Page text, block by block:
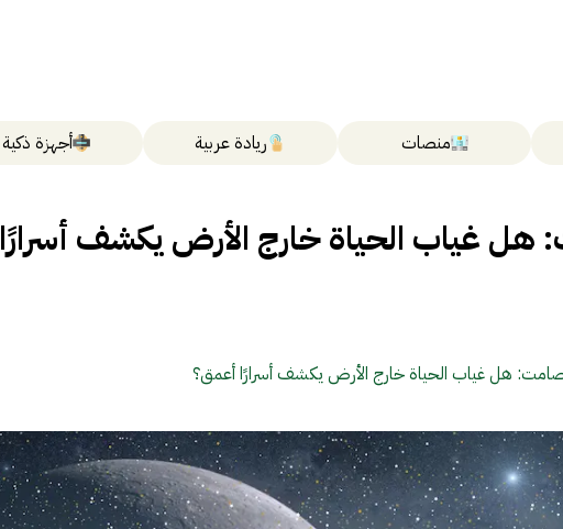
منصات ريادة عربية أجهزة ذكية
هل غياب الحياة خارج الأرض يكشف أسرارًا
هل غياب الحياة خارج الأرض يكشف أسرارًا أعمق؟